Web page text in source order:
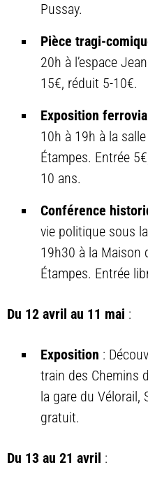
Pussay.
Pièce tragi-
20h à l’espace
15€, réduit 5-10€.
Exposition
10h à 19h à la
Étampes. Entrée
10 ans.
Conférence
vie politique sous
19h30 à la Maison
Étampes. Entrée
Du 12 avril au 11 mai :
Exposition :
train des Chemins
la gare du Vélorail,
gratuit.
Du 13 au 21 avril :